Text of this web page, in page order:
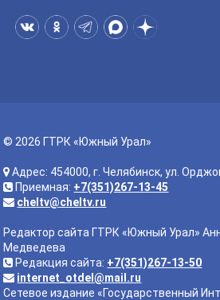
© 2026 ГТРК «Южный Урал»
Адрес: 454000, г. Челябинск, ул.
Приемная: +7(351)267-13-45
cheltv@cheltv.ru
Редактор сайта ГТРК «Южный Урал»
Медведева
Редакция сайта: +7(351)267-13-50
internet_otdel@mail.ru
Сетевое издание «Государственный